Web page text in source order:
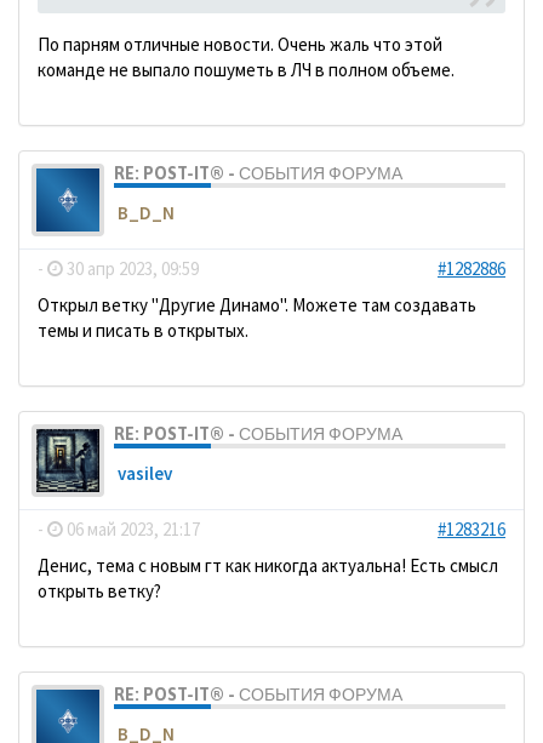
По парням отличные новости. Очень жаль что этой
команде не выпало пошуметь в ЛЧ в полном объеме.
RE: POST-IT® - СОБЫТИЯ ФОРУМА
B_D_N
- 30 апр 2023, 09:59
#1282886
Открыл ветку "Другие Динамо". Можете там создавать
темы и писать в открытых.
RE: POST-IT® - СОБЫТИЯ ФОРУМА
vasilev
- 06 май 2023, 21:17
#1283216
Денис, тема с новым гт как никогда актуальна! Есть смысл
открыть ветку?
RE: POST-IT® - СОБЫТИЯ ФОРУМА
B_D_N